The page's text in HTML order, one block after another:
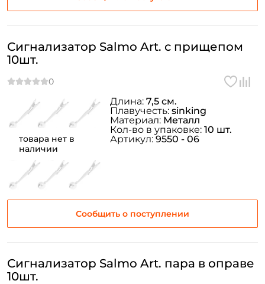
товара нет в
наличии
Сигнализатор Salmo Art. с прищепом
10шт.
Сообщить о поступлении
Длина: 7,5 см.
Плавучесть: sinking
Материал: Металл
Кол-во в упаковке: 10 шт.
Артикул:9550 - 06
Сигнализатор Salmo Art. пара в оправе
10шт.